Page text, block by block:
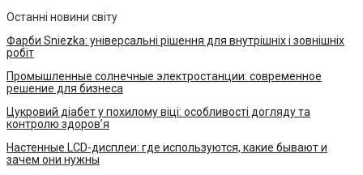
Останні новини світу
Фарби Sniezka: універсальні рішення для внутрішніх і зовнішніх
робіт
Промышленные солнечные электростанции: современное
решение для бизнеса
Цукровий діабет у похилому віці: особливості догляду та
контролю здоров’я
Настенные LCD-дисплеи: где используются, какие бывают и
зачем они нужны